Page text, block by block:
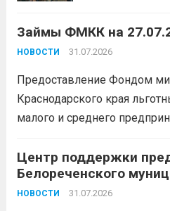
защиту
единовременно;
каникулы;
дальше
Займы ФМКК на
НОВОСТИ 31.07.2026
Предоставление Фондом
Краснодарского края
малого и среднего
5 млн. рублей Срок от 7
ставка 0,1- 8,15 % годовых
льготного периода...
Центр поддержки
Белореченского
Краснодарского края
НОВОСТИ 31.07.2026